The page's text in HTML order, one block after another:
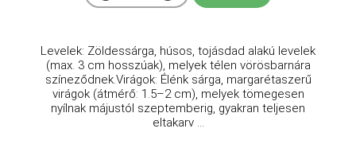
Levelek: Zöldessárga, húsos, tojásdad alakú levelek
(max. 3 cm hosszúak), melyek télen vörösbarnára
színeződnek.Virágok: Élénk sárga, margarétaszerű
virágok (átmérő: 1.5–2 cm), melyek tömegesen
nyílnak májustól szeptemberig, gyakran teljesen
eltakarv ...